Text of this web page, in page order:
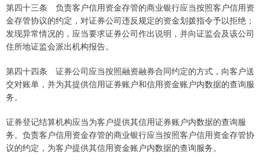
第四十三条 负责客户信用资金存管的商业银行应当按照客户信用资
金存管协议的约定，对证券公司违反规定的资金划拨指令予以拒绝；
发现异常情况的，应当要求证券公司作出说明，并向证监会及该公司
住所地证监会派出机构报告。
第四十四条 证券公司应当按照融资融券合同约定的方式，向客户送
交对账单，并为其提供信用证券账户和信用资金账户内数据的查询服
务。
证券登记结算机构应当为客户提供其信用证券账户内数据的查询服
务。负责客户信用资金存管的商业银行应当按照客户信用资金存管协
议的约定，为客户提供其信用资金账户内数据的查询服务。